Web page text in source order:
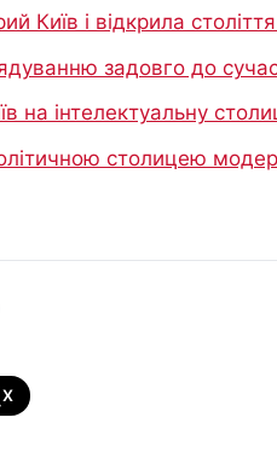
Київ і відкрила
задовго до
на інтелектуальну
столицею
X